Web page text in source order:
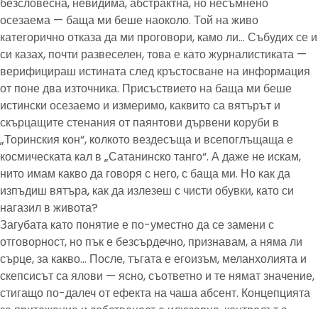
осезаема — баща ми беше наоколо. Той на живо
категорично отказа да ми проговори, камо ли… Събудих се и
си казах, почти развеселен, това е като журналистиката —
верифицираш истината след кръстосване на информация
от поне два източника. Присъствието на баща ми беше
истински осезаемо и измеримо, каквито са вятърът и
скърцащите стенания от паянтови дървени коруби в
„Торинския кон“, колкото вездесъща и всепоглъщаща е
космическата кал в „Сатанинско танго“. А даже не искам,
нито имам какво да говоря с него, с баща ми. Но как да
изпъдиш вятъра, как да излезеш с чисти обувки, като си
нагазил в живота?
Загубата като понятие е по-уместно да се замени с
отговорност, но пък е безсърдечно, признавам, а няма ли
сърце, за какво… После, тъгата е егоизъм, меланхолията и
скепсисът са ялови — ясно, съответно и те нямат значение,
стигащо по-далеч от ефекта на чаша абсент. Концепцията